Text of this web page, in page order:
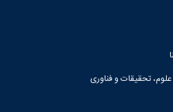
تحقیقات و فناوری